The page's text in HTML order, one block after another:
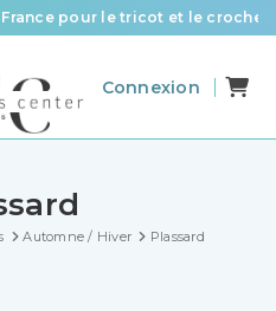
pour le tricot et le crochet
d’achat
Connexion
Automne / Hiver Plassard